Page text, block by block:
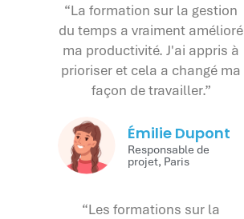
“La formation sur la gestion
du temps a vraiment amélioré
ma productivité. J'ai appris à
prioriser et cela a changé ma
façon de travailler.”
Émilie Dupont
Responsable de
projet, Paris
“Les formations sur la